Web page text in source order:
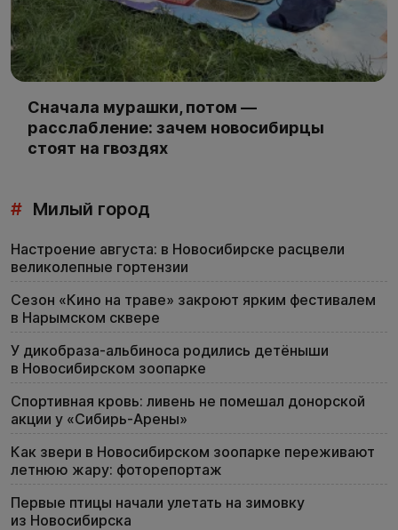
Сначала мурашки, потом —
расслабление: зачем новосибирцы
стоят на гвоздях
# Милый город
Настроение августа: в Новосибирске расцвели
великолепные гортензии
Сезон «Кино на траве» закроют ярким фестивалем
в Нарымском сквере
У дикобраза-альбиноса родились детёныши
в Новосибирском зоопарке
Спортивная кровь: ливень не помешал донорской
акции у «Сибирь-Арены»
Как звери в Новосибирском зоопарке переживают
летнюю жару: фоторепортаж
Первые птицы начали улетать на зимовку
из Новосибирска